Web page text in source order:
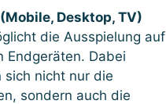
Desktop, TV)
die Ausspielung auf
Endgeräten. Dabei
sich nicht nur die
sondern auch die